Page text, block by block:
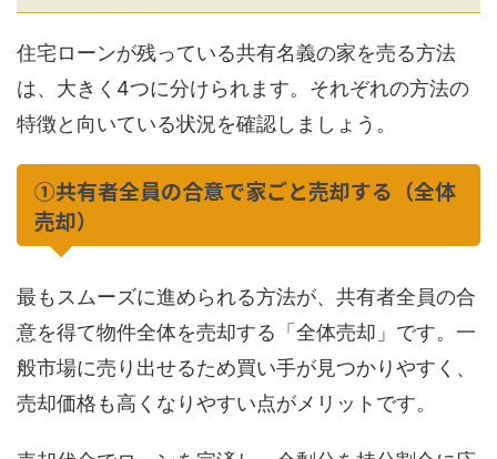
住宅ローンが残っている共有名義の家を売る方法
は、大きく4つに分けられます。それぞれの方法の
特徴と向いている状況を確認しましょう。
①共有者全員の合意で家ごと売却する（全体
売却）
最もスムーズに進められる方法が、共有者全員の合
意を得て物件全体を売却する「全体売却」です。一
般市場に売り出せるため買い手が見つかりやすく、
売却価格も高くなりやすい点がメリットです。